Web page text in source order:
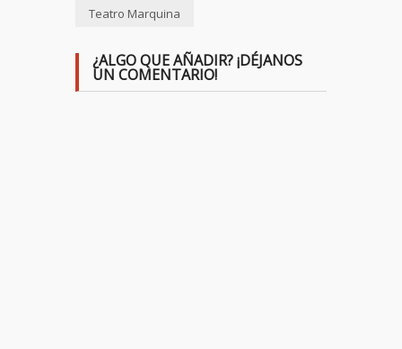
Teatro Marquina
¿ALGO QUE AÑADIR? ¡DÉJANOS
UN COMENTARIO!